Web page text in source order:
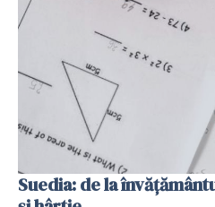
Suedia: de la